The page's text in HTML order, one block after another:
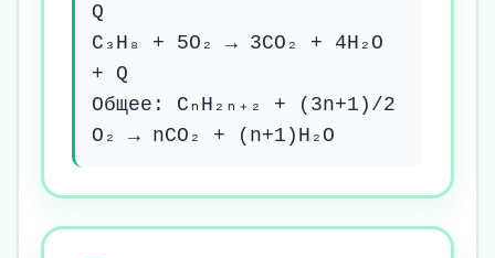
Q
C₃H₈ + 5O₂ → 3CO₂ + 4H₂O
+ Q
Общее: CₙH₂ₙ₊₂ + (3n+1)/2
O₂ → nCO₂ + (n+1)H₂O